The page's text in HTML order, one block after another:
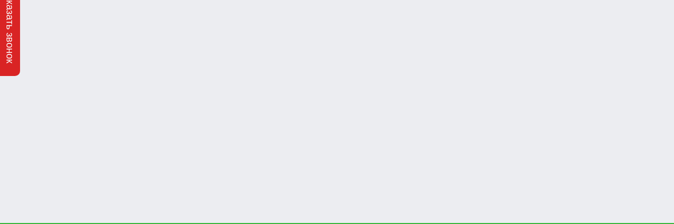
Заказать звонок